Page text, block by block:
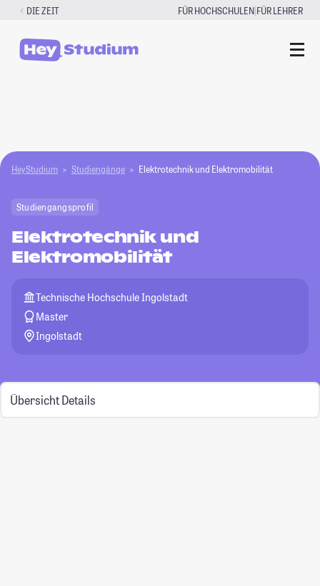
Zum
springen
DIE ZEIT FÜR HOCHSCHULEN|FÜR LEHRER
HeyStudium Studiengänge Elektrotechnik und Elektromobilität
Studiengangsprofil
Elektrotechnik und
Elektromobilität
Technische Hochschule Ingolstadt
Master
Ingolstadt
Übersicht Details